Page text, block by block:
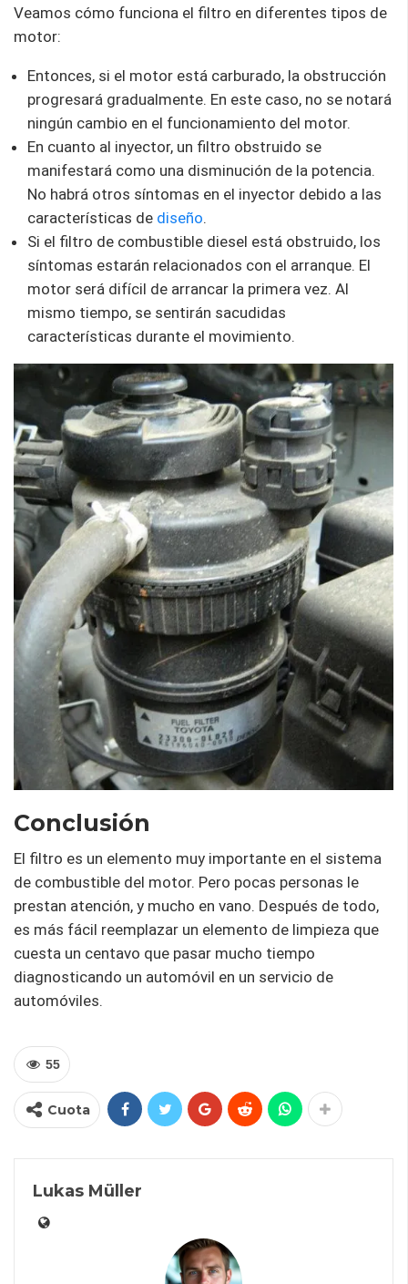
Veamos cómo funciona el filtro en diferentes tipos de
motor:
Entonces, si el motor está carburado, la obstrucción
progresará gradualmente. En este caso, no se notará
ningún cambio en el funcionamiento del motor.
En cuanto al inyector, un filtro obstruido se
manifestará como una disminución de la potencia.
No habrá otros síntomas en el inyector debido a las
características de diseño.
Si el filtro de combustible diesel está obstruido, los
síntomas estarán relacionados con el arranque. El
motor será difícil de arrancar la primera vez. Al
mismo tiempo, se sentirán sacudidas
características durante el movimiento.
Conclusión
El filtro es un elemento muy importante en el sistema
de combustible del motor. Pero pocas personas le
prestan atención, y mucho en vano. Después de todo,
es más fácil reemplazar un elemento de limpieza que
cuesta un centavo que pasar mucho tiempo
diagnosticando un automóvil en un servicio de
automóviles.
55
Cuota
Lukas Müller